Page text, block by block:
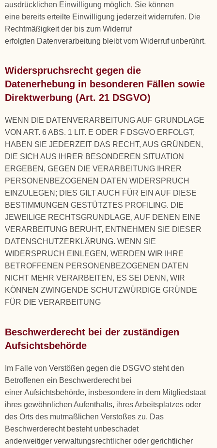
ausdrücklichen Einwilligung möglich. Sie können
eine bereits erteilte Einwilligung jederzeit widerrufen. Die
Rechtmäßigkeit der bis zum Widerruf
erfolgten Datenverarbeitung bleibt vom Widerruf unberührt.
Widerspruchsrecht gegen die
Datenerhebung in besonderen Fällen sowie
Direktwerbung (Art. 21 DSGVO)
WENN DIE DATENVERARBEITUNG AUF GRUNDLAGE
VON ART. 6 ABS. 1 LIT. E ODER F DSGVO ERFOLGT,
HABEN SIE JEDERZEIT DAS RECHT, AUS GRÜNDEN,
DIE SICH AUS IHRER BESONDEREN SITUATION
ERGEBEN, GEGEN DIE VERARBEITUNG IHRER
PERSONENBEZOGENEN DATEN WIDERSPRUCH
EINZULEGEN; DIES GILT AUCH FÜR EIN AUF DIESE
BESTIMMUNGEN GESTÜTZTES PROFILING. DIE
JEWEILIGE RECHTSGRUNDLAGE, AUF DENEN EINE
VERARBEITUNG BERUHT, ENTNEHMEN SIE DIESER
DATENSCHUTZERKLÄRUNG. WENN SIE
WIDERSPRUCH EINLEGEN, WERDEN WIR IHRE
BETROFFENEN PERSONENBEZOGENEN DATEN
NICHT MEHR VERARBEITEN, ES SEI DENN, WIR
KÖNNEN ZWINGENDE SCHUTZWÜRDIGE GRÜNDE
FÜR DIE VERARBEITUNG
Beschwerderecht bei der zuständigen
Aufsichtsbehörde
Im Falle von Verstößen gegen die DSGVO steht den
Betroffenen ein Beschwerderecht bei
einer Aufsichtsbehörde, insbesondere in dem Mitgliedstaat
ihres gewöhnlichen Aufenthalts, ihres Arbeitsplatzes oder
des Orts des mutmaßlichen Verstoßes zu. Das
Beschwerderecht besteht unbeschadet
anderweitiger verwaltungsrechtlicher oder gerichtlicher